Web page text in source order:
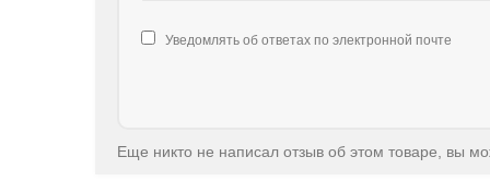
Уведомлять об ответах по электронной почте
Еще никто не написал отзыв об этом товаре, вы